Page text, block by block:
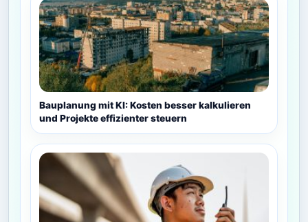
Bauplanung mit KI: Kosten besser kalkulieren
und Projekte effizienter steuern